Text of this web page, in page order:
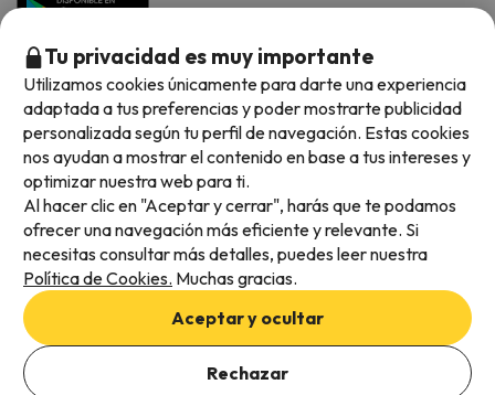
Añade las fechas para comprobar la disponibilidad
Métodos de pago disponibles
Condiciones generales
Privacidad de datos
Política de cookies
Tu privacidad es muy importante
Utilizamos cookies únicamente para darte una experiencia
adaptada a tus preferencias y poder mostrarte publicidad
personalizada según tu perfil de navegación. Estas cookies
nos ayudan a mostrar el contenido en base a tus intereses y
optimizar nuestra web para ti.
Al hacer clic en "Aceptar y cerrar", harás que te podamos
ofrecer una navegación más eficiente y relevante. Si
necesitas consultar más detalles, puedes leer nuestra
Política de Cookies. Muchas gracias.
Aceptar y ocultar
Rechazar